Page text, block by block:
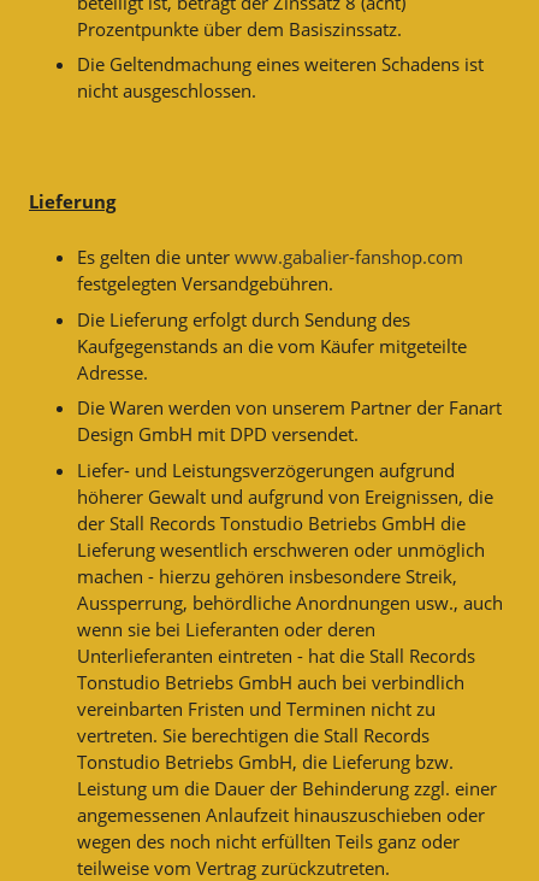
Prozentpunkte über dem Basiszinssatz.
Die Geltendmachung eines weiteren Schadens ist
nicht ausgeschlossen.
Lieferung
Es gelten die unter www.gabalier-fanshop.com
festgelegten Versandgebühren.
Die Lieferung erfolgt durch Sendung des
Kaufgegenstands an die vom Käufer mitgeteilte
Adresse.
Die Waren werden von unserem Partner der Fanart
Design GmbH mit DPD versendet.
Liefer- und Leistungsverzögerungen aufgrund
höherer Gewalt und aufgrund von Ereignissen, die
der Stall Records Tonstudio Betriebs GmbH die
Lieferung wesentlich erschweren oder unmöglich
machen - hierzu gehören insbesondere Streik,
Aussperrung, behördliche Anordnungen usw., auch
wenn sie bei Lieferanten oder deren
Unterlieferanten eintreten - hat die Stall Records
Tonstudio Betriebs GmbH auch bei verbindlich
vereinbarten Fristen und Terminen nicht zu
vertreten. Sie berechtigen die Stall Records
Tonstudio Betriebs GmbH, die Lieferung bzw.
Leistung um die Dauer der Behinderung zzgl. einer
angemessenen Anlaufzeit hinauszuschieben oder
wegen des noch nicht erfüllten Teils ganz oder
teilweise vom Vertrag zurückzutreten.